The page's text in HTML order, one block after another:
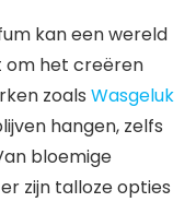
kan een wereld
om het creëren
zoals Wasgeluk
hangen, zelfs
bloemige
zijn talloze opties